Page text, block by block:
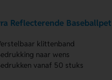
Reflecterende Baseballpet
klittenband
naar wens
vanaf 50 stuks